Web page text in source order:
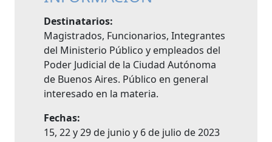
Destinatarios:
Magistrados, Funcionarios, Integrantes
del Ministerio Público y empleados del
Poder Judicial de la Ciudad Autónoma
de Buenos Aires. Público en general
interesado en la materia.
Fechas:
15, 22 y 29 de junio y 6 de julio de 2023